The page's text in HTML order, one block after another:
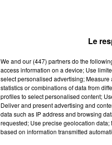
Le
We and our (447) partnersdo the
access information on a device; Use
select personalised advertising;
statistics or combinations of data from
profiles to select personalised content;
Deliver and present advertising and
data such as IP address and browsing
requested; Use precise geolocation
based on information transmitted